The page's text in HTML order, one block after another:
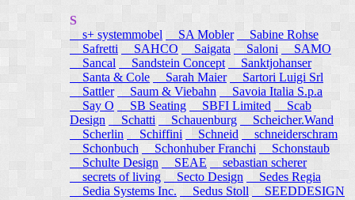
S
s+ systemmobel
SA Mobler
Sabine Rohse
Safretti
SAHCO Saigata Saloni
SAMO
Sancal
Sandstein Concept
Sanktjohanser
Santa & Cole
Sarah Maier
Sartori Luigi Srl
Sattler
Saum & Viebahn
Savoia Italia S.p.a
Say O
SB Seating SBFI Limited
Scab
Design
Schatti Schauenburg
Scheicher.Wand
Scherlin
Schiffini Schneid
schneiderschram
Schonbuch
Schonhuber Franchi
Schonstaub
Schulte Design
SEAE
sebastian scherer
secrets of living
Secto Design
Sedes Regia
Sedia Systems Inc.
Sedus Stoll
SEEDDESIGN